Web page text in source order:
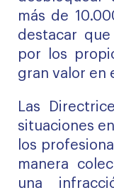
más de
destacar
por los
gran valor en
Las
situaciones
los
manera
una